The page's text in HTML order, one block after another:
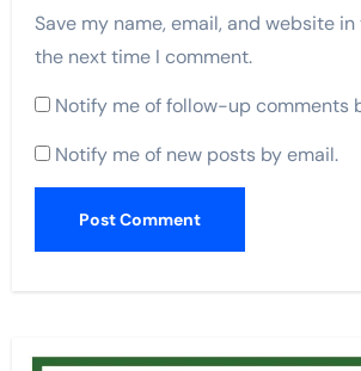
Save my name, email, and website
the next time I comment.
Notify me of follow-up comments
Notify me of new posts by email.